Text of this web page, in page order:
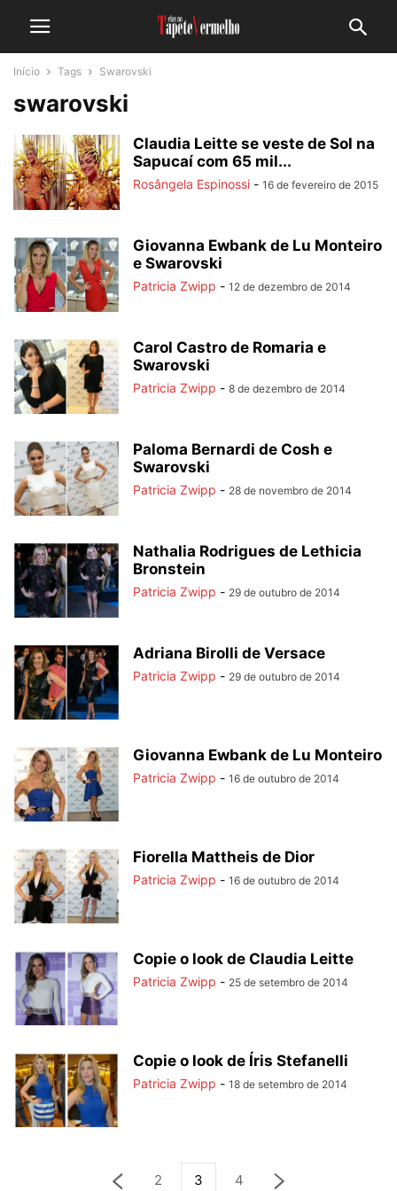
Início Tags Swarovski
swarovski
Claudia Leitte se veste de Sol na
Sapucaí com 65 mil...
Rosângela Espinossi - 16 de fevereiro de 2015
Giovanna Ewbank de Lu Monteiro
e Swarovski
Patricia Zwipp - 12 de dezembro de 2014
Carol Castro de Romaria e
Swarovski
Patricia Zwipp - 8 de dezembro de 2014
Paloma Bernardi de Cosh e
Swarovski
Patricia Zwipp - 28 de novembro de 2014
Nathalia Rodrigues de Lethicia
Bronstein
Patricia Zwipp - 29 de outubro de 2014
Adriana Birolli de Versace
Patricia Zwipp - 29 de outubro de 2014
Giovanna Ewbank de Lu Monteiro
Patricia Zwipp - 16 de outubro de 2014
Fiorella Mattheis de Dior
Patricia Zwipp - 16 de outubro de 2014
Copie o look de Claudia Leitte
Patricia Zwipp - 25 de setembro de 2014
Copie o look de Íris Stefanelli
Patricia Zwipp - 18 de setembro de 2014
2 3 4